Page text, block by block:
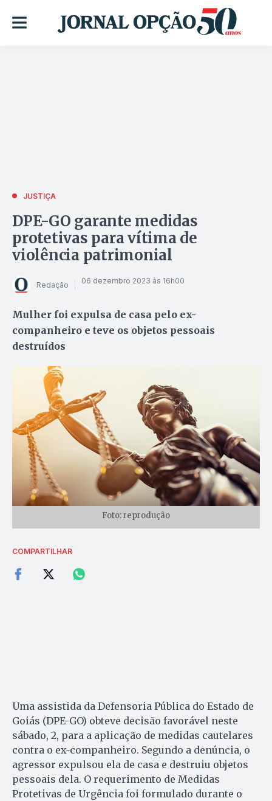
JUSTIÇA
DPE-GO garante medidas
protetivas para vítima de
violência patrimonial
Redação 06 dezembro 2023 às 16h00
Mulher foi expulsa de casa pelo ex-
companheiro e teve os objetos pessoais
destruídos
Foto: reprodução
COMPARTILHAR
Uma assistida da Defensoria Pública do Estado de
Goiás (DPE-GO) obteve decisão favorável neste
sábado, 2, para a aplicação de medidas cautelares
contra o ex-companheiro. Segundo a denúncia, o
agressor expulsou ela de casa e destruiu objetos
pessoais dela. O requerimento de Medidas
Protetivas de Urgência foi formulado durante o